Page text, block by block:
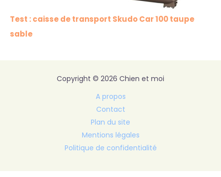
Test : caisse de transport Skudo Car 100 taupe
sable
Copyright © 2026 Chien et moi
A propos
Contact
Plan du site
Mentions légales
Politique de confidentialité